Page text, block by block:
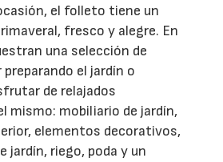
el folleto tiene un
fresco y alegre. En
una selección de
el jardín o
de relajados
mismo: mobiliario de jardín,
elementos decorativos,
jardín, riego, poda y un